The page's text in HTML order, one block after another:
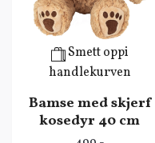
Smett oppi
handlekurven
Bamse med skjerf
kosedyr 40 cm